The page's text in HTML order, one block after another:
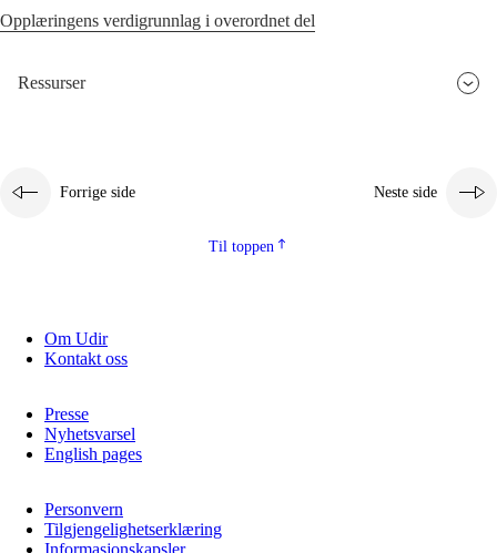
Opplæringens verdigrunnlag i overordnet del
Ressurser
Forrige side Neste side
Til toppen
Om Udir
Kontakt oss
Presse
Nyhetsvarsel
English pages
Personvern
Tilgjengelighetserklæring